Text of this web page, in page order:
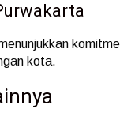
kota.